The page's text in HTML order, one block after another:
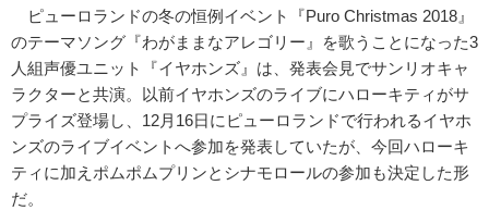
ピューロランドの冬の恒例イベント『Puro Christmas 2018』
のテーマソング『わがままなアレゴリー』を歌うことになった3
人組声優ユニット『イヤホンズ』は、発表会見でサンリオキャ
ラクターと共演。以前イヤホンズのライブにハローキティがサ
プライズ登場し、12月16日にピューロランドで行われるイヤホ
ンズのライブイベントへ参加を発表していたが、今回ハローキ
ティに加えポムポムプリンとシナモロールの参加も決定した形
だ。